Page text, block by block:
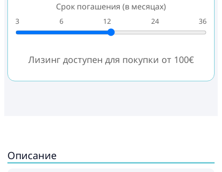
Срок погашения (в месяцах)
3 6 12 24 36
Лизинг доступен для покупки от 100€
Описание